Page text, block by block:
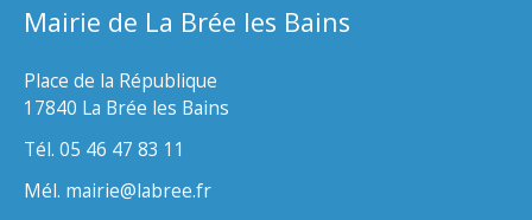
Mairie de La Brée les Bains
Place de la République
17840 La Brée les Bains
Tél. 05 46 47 83 11
Mél. mairie@labree.fr